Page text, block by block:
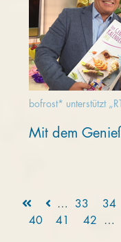
bofrost* unterstützt
Mit dem
… 33 34
40
41 42 …